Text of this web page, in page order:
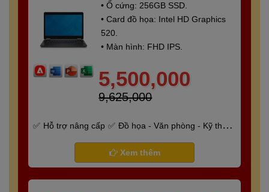
• Ổ cứng: 256GB SSD.
• Card đồ họa: Intel HD Graphics
520.
• Màn hình: FHD IPS.
5,500,000
9,625,000
Hỗ trợ nâng cấp
Đồ họa - Văn phòng - Kỹ thuật
Bảo hành 6 tháng
Xem thêm